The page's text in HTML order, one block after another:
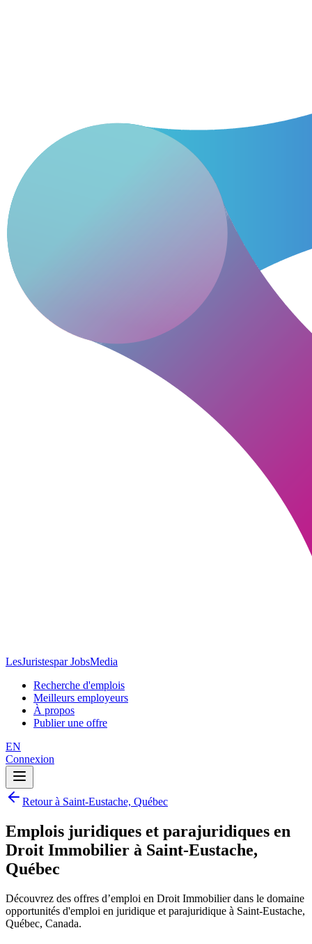
LesJuristespar JobsMedia
Recherche d'emplois
Meilleurs employeurs
À propos
Publier une offre
EN
Connexion
Retour à Saint-Eustache, Québec
Emplois juridiques et parajuridiques en
Droit Immobilier à Saint-Eustache,
Québec
Découvrez des offres d’emploi en Droit Immobilier dans le domaine
opportunités d'emploi en juridique et parajuridique à Saint-Eustache,
Québec, Canada.